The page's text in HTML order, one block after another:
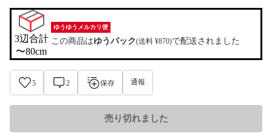
3辺合計
〜80cm
ゆうゆうメルカリ便
この商品はゆうパック(送料 ¥870)で配送されました
5 2 保存 通報
売り切れました